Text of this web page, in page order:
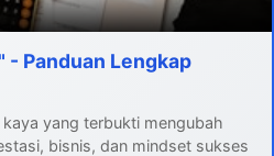
- Panduan Lengkap
yang terbukti mengubah
bisnis, dan mindset sukses